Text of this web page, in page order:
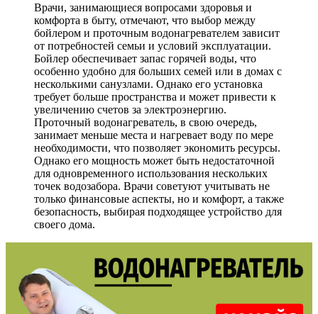
Врачи, занимающиеся вопросами здоровья и
комфорта в быту, отмечают, что выбор между
бойлером и проточным водонагревателем зависит
от потребностей семьи и условий эксплуатации.
Бойлер обеспечивает запас горячей воды, что
особенно удобно для больших семей или в домах с
несколькими санузлами. Однако его установка
требует больше пространства и может привести к
увеличению счетов за электроэнергию.
Проточный водонагреватель, в свою очередь,
занимает меньше места и нагревает воду по мере
необходимости, что позволяет экономить ресурсы.
Однако его мощность может быть недостаточной
для одновременного использования нескольких
точек водозабора. Врачи советуют учитывать не
только финансовые аспекты, но и комфорт, а также
безопасность, выбирая подходящее устройство для
своего дома.